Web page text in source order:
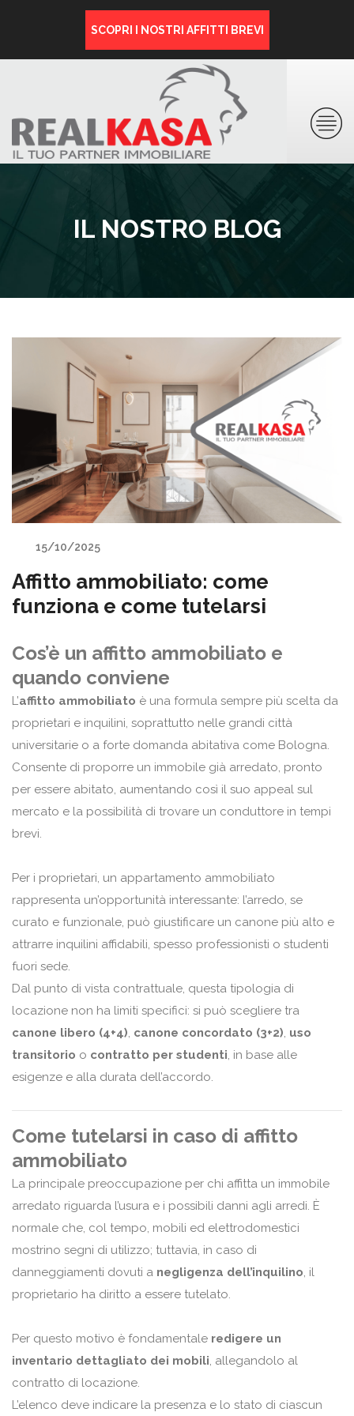
SCOPRI I NOSTRI AFFITTI BREVI
IL NOSTRO BLOG
15/10/2025
Affitto ammobiliato: come
funziona e come tutelarsi
Cos’è un affitto ammobiliato e
quando conviene
L’affitto ammobiliato è una formula sempre più scelta da
proprietari e inquilini, soprattutto nelle grandi città
universitarie o a forte domanda abitativa come Bologna.
Consente di proporre un immobile già arredato, pronto
per essere abitato, aumentando così il suo appeal sul
mercato e la possibilità di trovare un conduttore in tempi
brevi.
Per i proprietari, un appartamento ammobiliato
rappresenta un’opportunità interessante: l’arredo, se
curato e funzionale, può giustificare un canone più alto e
attrarre inquilini affidabili, spesso professionisti o studenti
fuori sede.
Dal punto di vista contrattuale, questa tipologia di
locazione non ha limiti specifici: si può scegliere tra
canone libero (4+4), canone concordato (3+2), uso
transitorio o contratto per studenti, in base alle
esigenze e alla durata dell’accordo.
Come tutelarsi in caso di affitto
ammobiliato
La principale preoccupazione per chi affitta un immobile
arredato riguarda l’usura e i possibili danni agli arredi. È
normale che, col tempo, mobili ed elettrodomestici
mostrino segni di utilizzo; tuttavia, in caso di
danneggiamenti dovuti a negligenza dell’inquilino, il
proprietario ha diritto a essere tutelato.
Per questo motivo è fondamentale redigere un
inventario dettagliato dei mobili, allegandolo al
contratto di locazione.
L’elenco deve indicare la presenza e lo stato di ciascun